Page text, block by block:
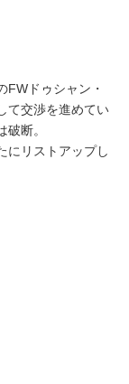
ドゥシャン・
て交渉を進めてい
断。
にリストアップし